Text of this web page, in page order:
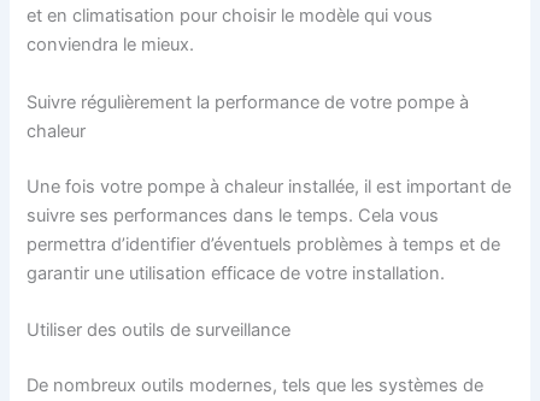
et en climatisation pour choisir le modèle qui vous
conviendra le mieux.
Suivre régulièrement la performance de votre pompe à
chaleur
Une fois votre pompe à chaleur installée, il est important de
suivre ses performances dans le temps. Cela vous
permettra d’identifier d’éventuels problèmes à temps et de
garantir une utilisation efficace de votre installation.
Utiliser des outils de surveillance
De nombreux outils modernes, tels que les systèmes de